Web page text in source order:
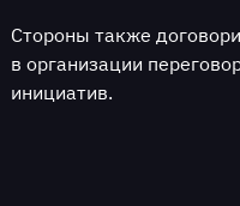
Стороны также
в организации
инициатив.